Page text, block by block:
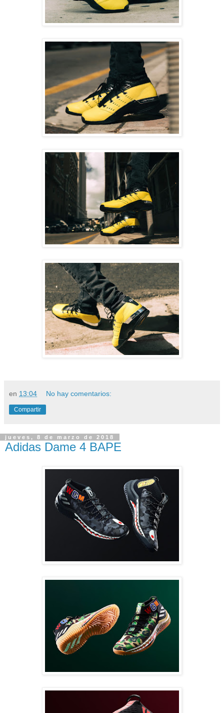
en 13:04 No hay comentarios:
Compartir
jueves, 8 de marzo de 2018
Adidas Dame 4 BAPE